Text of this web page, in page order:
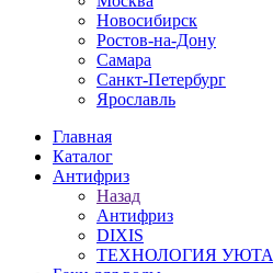
Новосибирск
Ростов-на-Дону
Самара
Санкт-Петербург
Ярославль
Главная
Каталог
Антифриз
Назад
Антифриз
DIXIS
ТЕХНОЛОГИЯ УЮТА